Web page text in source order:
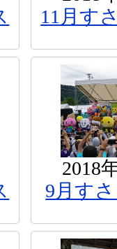
11月す
2018
9月す